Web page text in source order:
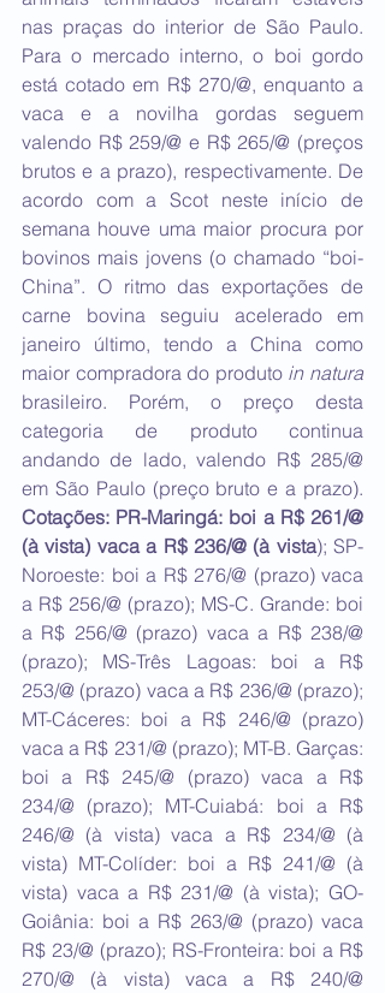
nas praças do interior de São Paulo.
Para o mercado interno, o boi gordo
está cotado em R$ 270/@, enquanto a
vaca e a novilha gordas seguem
valendo R$ 259/@ e R$ 265/@ (preços
brutos e a prazo), respectivamente. De
acordo com a Scot neste início de
semana houve uma maior procura por
bovinos mais jovens (o chamado “boi-
China”. O ritmo das exportações de
carne bovina seguiu acelerado em
janeiro último, tendo a China como
maior compradora do produto in natura
brasileiro. Porém, o preço desta
categoria de produto continua
andando de lado, valendo R$ 285/@
Cotações: PR-Maringá: boi a R$ 261/@
(à vista) vaca a R$ 236/@ (à vista); SP-
Noroeste: boi a R$ 276/@ (prazo) vaca
a R$ 256/@ (prazo); MS-C. Grande: boi
a R$ 256/@ (prazo) vaca a R$ 238/@
(prazo); MS-Três Lagoas: boi a R$
253/@ (prazo) vaca a R$ 236/@ (prazo);
MT-Cáceres: boi a R$ 246/@ (prazo)
vaca a R$ 231/@ (prazo); MT-B. Garças:
boi a R$ 245/@ (prazo) vaca a R$
234/@ (prazo); MT-Cuiabá: boi a R$
246/@ (à vista) vaca a R$ 234/@ (à
vista) MT-Colíder: boi a R$ 241/@ (à
vista) vaca a R$ 231/@ (à vista); GO-
Goiânia: boi a R$ 263/@ (prazo) vaca
R$ 23/@ (prazo); RS-Fronteira: boi a R$
270/@ (à vista) vaca a R$ 240/@